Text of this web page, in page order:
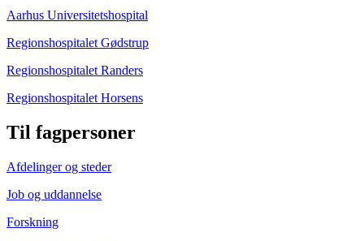
Aarhus Universitetshospital
Regionshospitalet Gødstrup
Regionshospitalet Randers
Regionshospitalet Horsens
Til fagpersoner
Afdelinger og steder
Job og uddannelse
Forskning